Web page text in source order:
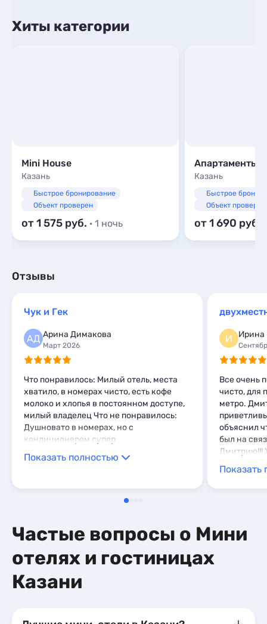
Хиты категории
Mini House
Казань
Быстрое бронирование
Объект проверен
от 1 575 · 1 ночь
Апартаменты
Казань
Быстрое
Объект проверен
от 1 690
Отзывы
Чук и Гек
АД Арина Димакова
Март 2026
Что понравилось: Милый отель, места
хватило, в номерах чисто, есть кофе
молоко и хлопья в постоянном доступе,
милый владелец Что не понравилось:
Душновато в номерах, но с
кондиционером супер
Показать полностью
И Ирина
Все очень
чисто, для
метро.
объяснил
был на
Дмитрию!!!
этого
Показать
Частые вопросы о Мини
отелях и гостиницах
Казани